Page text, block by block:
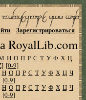
RoyalLib.com
Зарегистрироваться
Н О П Р С Т У Ф Х Ц
[0-9]
Н О П Р С Т У Ф Х Ц Ч
[0-9]
Н О П Р С Т У Ф Х Ц Ч
[0-9]